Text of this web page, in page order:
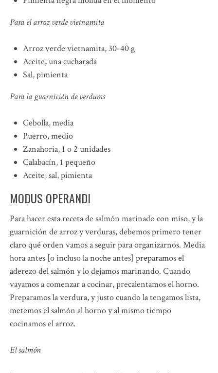
Para el arroz verde vietnamita
Arroz verde vietnamita, 30-40 g
Aceite, una cucharada
Sal, pimienta
Para la guarnición de verduras
Cebolla, media
Puerro, medio
Zanahoria, 1 o 2 unidades
Calabacín, 1 pequeño
Aceite, sal, pimienta
MODUS OPERANDI
Para hacer esta receta de salmón marinado con miso, y la
guarnición de arroz y verduras, debemos primero tener
claro qué orden vamos a seguir para organizarnos. Media
hora antes [o incluso la noche antes] preparamos el
aderezo del salmón y lo dejamos marinando. Cuando
vayamos a comenzar a cocinar, precalentamos el horno.
Preparamos la verdura, y justo cuando la tengamos lista,
metemos el salmón al horno y al mismo tiempo
cocinamos el arroz.
El salmón